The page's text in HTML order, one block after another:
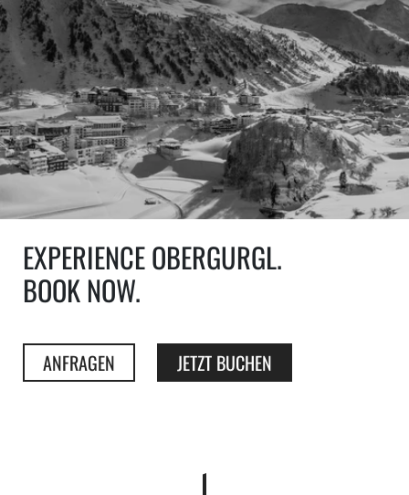
EXPERIENCE OBERGURGL.
BOOK NOW.
ANFRAGEN JETZT BUCHEN